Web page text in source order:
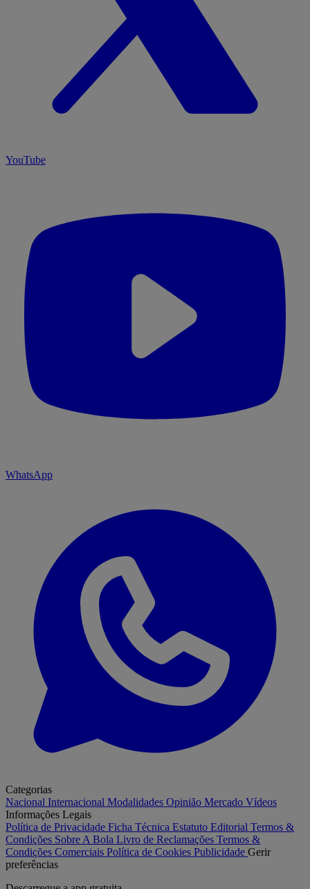
YouTube
WhatsApp
Categorias
Nacional Internacional Modalidades Opinião Mercado Vídeos
Informações Legais
Política de Privacidade Ficha Técnica Estatuto Editorial Termos &
Condições Sobre A Bola Livro de Reclamações Termos &
Condições Comerciais Política de Cookies Publicidade Gerir
preferências